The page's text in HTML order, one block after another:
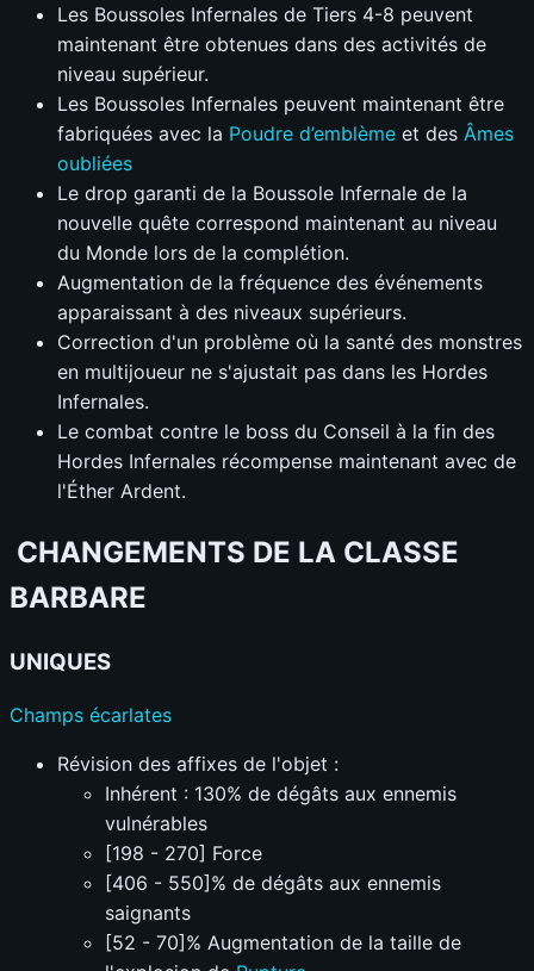
Les Boussoles Infernales de Tiers 4-8 peuvent
maintenant être obtenues dans des activités de
niveau supérieur.
Les Boussoles Infernales peuvent maintenant être
fabriquées avec la Poudre d’emblème et des Âmes
oubliées
Le drop garanti de la Boussole Infernale de la
nouvelle quête correspond maintenant au niveau
du Monde lors de la complétion.
Augmentation de la fréquence des événements
apparaissant à des niveaux supérieurs.
Correction d'un problème où la santé des monstres
en multijoueur ne s'ajustait pas dans les Hordes
Infernales.
Le combat contre le boss du Conseil à la fin des
Hordes Infernales récompense maintenant avec de
l'Éther Ardent.
CHANGEMENTS DE LA CLASSE
BARBARE
UNIQUES
Champs écarlates
Révision des affixes de l'objet :
Inhérent : 130% de dégâts aux ennemis
vulnérables
[198 - 270] Force
[406 - 550]% de dégâts aux ennemis
saignants
[52 - 70]% Augmentation de la taille de